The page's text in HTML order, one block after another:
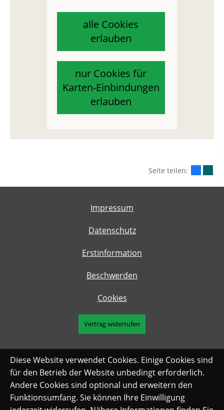
alle Cookies
erlauben
nur Cookies für
Karten-Einbindungen
erlauben
Seite teilen:
Impressum
Datenschutz
Erstinformation
Beschwerden
Cookies
Vertrag widerrufen
Diese Website verwendet Cookies. Einige Cookies sind
für den Betrieb der Website unbedingt erforderlich.
Andere Cookies sind optional und erweitern den
Funktionsumfang. Sie können Ihre Einwilligung